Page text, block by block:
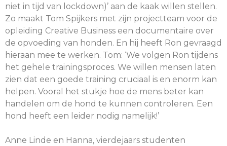
niet in tijd van lockdown)’ aan de kaak willen stellen.
Zo maakt Tom Spijkers met zijn projectteam voor de
opleiding Creative Business een documentaire over
de opvoeding van honden. En hij heeft Ron gevraagd
hieraan mee te werken. Tom: ‘We volgen Ron tijdens
het gehele trainingsproces. We willen mensen laten
zien dat een goede training cruciaal is en enorm kan
helpen. Vooral het stukje hoe de mens beter kan
handelen om de hond te kunnen controleren. Een
hond heeft een leider nodig namelijk!’
Anne Linde en Hanna, vierdejaars studenten